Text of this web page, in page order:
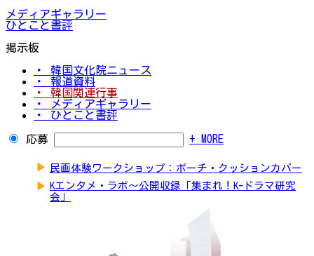
メディアギャラリー
ひとこと書評
掲示板
・ 韓国文化院ニュース
・ 報道資料
・ 韓国関連行事
・ メディアギャラリー
・ ひとこと書評
応募 + MORE
▶ 民画体験ワークショップ：ポーチ・クッションカバー
▶ Kエンタメ・ラボ～公開収録「集まれ！K-ドラマ研究
会」